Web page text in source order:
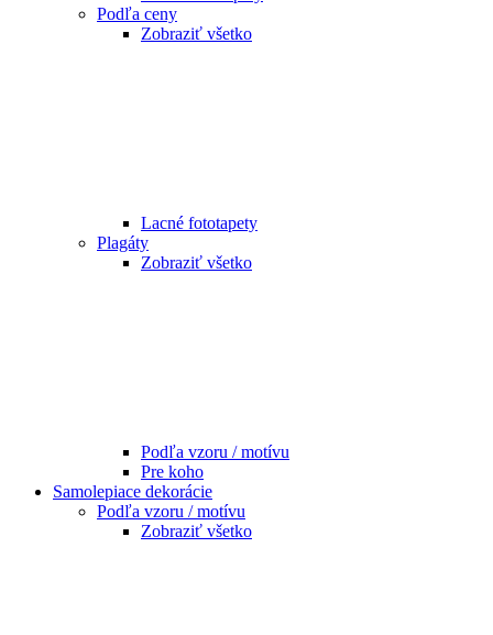
Podľa ceny
Zobraziť všetko
Lacné fototapety
Plagáty
Zobraziť všetko
Podľa vzoru / motívu
Pre koho
Samolepiace dekorácie
Podľa vzoru / motívu
Zobraziť všetko